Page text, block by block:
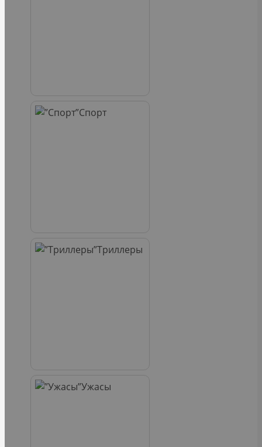
Спорт
Триллеры
Ужасы